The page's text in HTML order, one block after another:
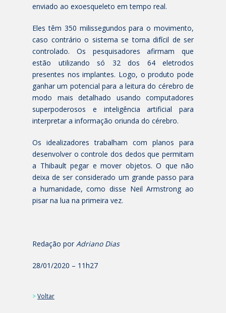
enviado ao exoesqueleto em tempo real.
Eles têm 350 milissegundos para o movimento,
caso contrário o sistema se torna difícil de ser
controlado. Os pesquisadores afirmam que
estão utilizando só 32 dos 64 eletrodos
presentes nos implantes. Logo, o produto pode
ganhar um potencial para a leitura do cérebro de
modo mais detalhado usando computadores
superpoderosos e inteligência artificial para
interpretar a informação oriunda do cérebro.
Os idealizadores trabalham com planos para
desenvolver o controle dos dedos que permitam
a Thibault pegar e mover objetos. O que não
deixa de ser considerado um grande passo para
a humanidade, como disse Neil Armstrong ao
pisar na lua na primeira vez.
Redação por Adriano Dias
28/01/2020 – 11h27
>Voltar